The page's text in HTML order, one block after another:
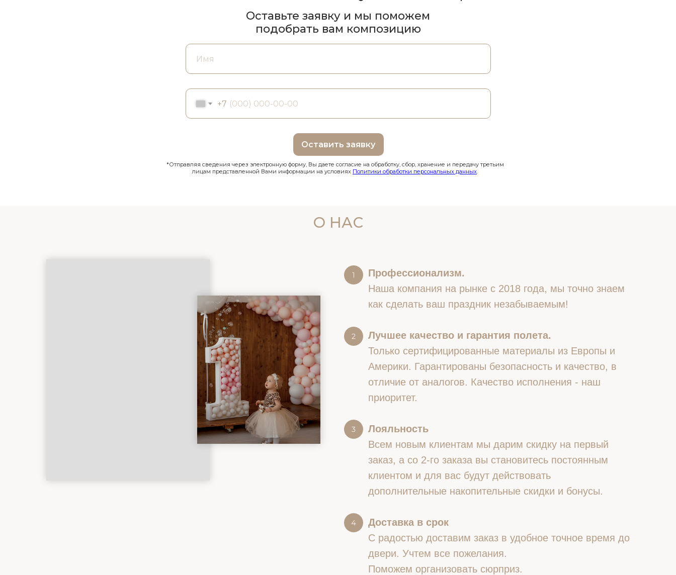
+7
Оставить заявку
Оставьте заявку и мы поможем
подобрать вам композицию
*Отправляя сведения через электронную форму, Вы даете согласие на обработку, сбор, хранение и передачу третьим
лицам представленной Вами информации на условиях Политики обработки персональных данных.
О НАС
Профессионализм.
Наша компания на рынке с 2018 года, мы точно знаем
как сделать ваш праздник незабываемым!
Лучшее качество и гарантия полета.
Только сертифицированные материалы из Европы и
Америки. Гарантированы безопасность и качество, в
отличие от аналогов. Качество исполнения - наш
приоритет.
Лояльность
Всем новым клиентам мы дарим скидку на первый
заказ, а со 2-го заказа вы становитесь постоянным
клиентом и для вас будут действовать
дополнительные накопительные скидки и бонусы.
Доставка в срок
С радостью доставим заказ в удобное точное время до
двери. Учтем все пожелания.
Поможем организовать сюрприз.